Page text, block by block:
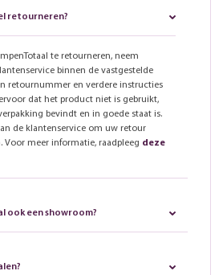
retourneren?
te retourneren, neem
binnen de vastgestelde
retournummer en verdere instructies
dat het product niet is gebruikt,
bevindt en in goede staat is.
de klantenservice om uw retour
Voor meer informatie, raadpleeg deze
ook een showroom?